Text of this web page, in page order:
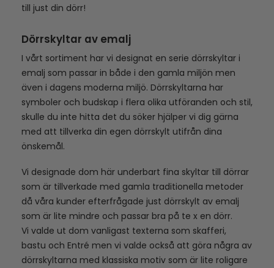
till just din dörr!
Dörrskyltar av emalj
I vårt sortiment har vi designat en serie dörrskyltar i
emalj som passar in både i den gamla miljön men
även i dagens moderna miljö. Dörrskyltarna har
symboler och budskap i flera olika utföranden och stil,
skulle du inte hitta det du söker hjälper vi dig gärna
med att tillverka din egen dörrskylt utifrån dina
önskemål.
Vi designade dom här underbart fina skyltar till dörrar
som är tillverkade med gamla traditionella metoder
då våra kunder efterfrågade just dörrskylt av emalj
som är lite mindre och passar bra på te x en dörr.
Vi valde ut dom vanligast texterna som skafferi,
bastu och Entré men vi valde också att göra några av
dörrskyltarna med klassiska motiv som är lite roligare